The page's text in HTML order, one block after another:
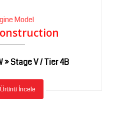
Model
» Stage V / Tier 4B
Ürünü İncele